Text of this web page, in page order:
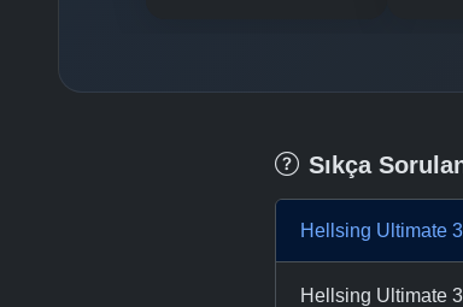
Sıkça
Hellsing Ultimate
Hellsing Ultimate